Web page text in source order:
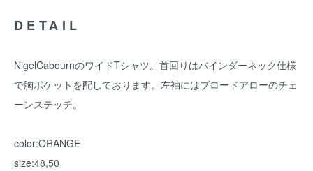
DETAIL
NigelCabournのワイドTシャツ。首回りはバインダーネック仕様
で胸ポケットを配しております。左袖にはブロードアローのチェ
ーンステッチ。
color:ORANGE
size:48,50